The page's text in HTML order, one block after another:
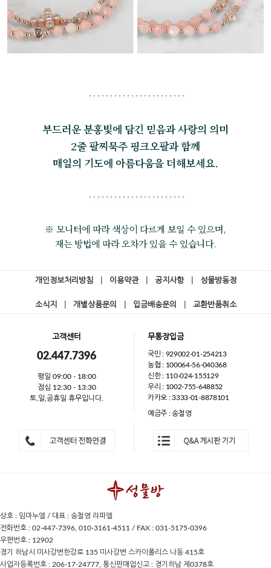
부드러운 분홍빛에 담긴 믿음과 사랑의 의미
2줄 팔찌묵주 핑크오팔과 함께
매일의 기도에 아름다움을 더해보세요.
※ 모니터에 따라 색상이 다르게 보일 수 있으며,
재는 방법에 따라 오차가 있을 수 있습니다.
개인정보처리방침 이용약관 공지사항 성물방동정
소식지 개별상품문의 입금배송문의 교환반품취소
고객센터
02.447.7396
평일 09:00 - 18:00
점심 12:30 - 13:30
토,일,공휴일 휴무입니다.
무통장입금
국민 : 929002-01-254213
농협 : 100064-56-040368
신한 : 110-024-155129
우리 : 1002-755-648852
카카오 : 3333-01-8878101
예금주 : 송철영
상호 : 임마누엘 / 대표 : 송철영 라파엘
전화번호 : 02-447-7396, 010-3161-4511 / FAX : 031-5175-0396
우편번호 : 12902
경기 하남시 미사강변한강로 135 미사강변 스카이폴리스 나동 415호
사업자등록번호 : 206-17-24777, 통신판매업신고 : 경기하남 제0378호